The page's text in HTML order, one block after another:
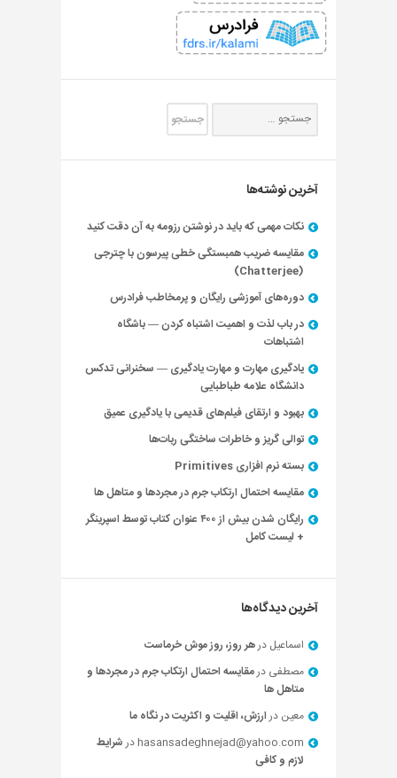
آخرین نوشته‌ها
نکات مهمی که باید در نوشتن رزومه به آن دقت کنید
مقایسه ضریب همبستگی خطی پیرسون با چترجی
(Chatterjee)
دوره‌های آموزشی رایگان و پرمخاطب فرادرس
در باب لذت و اهمیت اشتباه کردن — باشگاه
اشتباهات
یادگیری مهارت و مهارت یادگیری — سخنرانی تدکس
دانشگاه علامه طباطبایی
بهبود و ارتقای فیلم‌های قدیمی با یادگیری عمیق
توالی گریز و خاطرات ساختگی ربات‌ها
بسته نرم افزاری Primitives
مقایسه احتمال ارتکاب جرم در مجردها و متاهل ها
رایگان شدن بیش از ۴۰۰ عنوان کتاب توسط اسپرینگر
+ لیست کامل
آخرین دیدگاه‌ها
اسماعیل درهر روز، روز موش خرماست
مصطفی درمقایسه احتمال ارتکاب جرم در مجردها و
متاهل ها
معین درارزش، اقلیت و اکثریت در نگاه ما
hasansadeghnejad@yahoo.com درشرایط
لازم و کافی